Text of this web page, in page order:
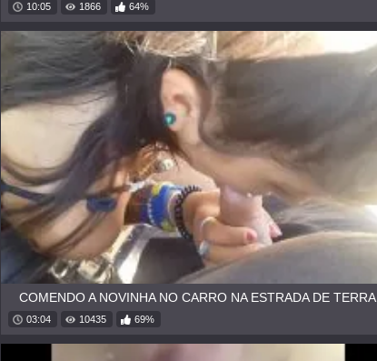
10:05 1866 64%
COMENDO A NOVINHA NO CARRO NA ESTRADA DE TERRA
03:04 10435 69%